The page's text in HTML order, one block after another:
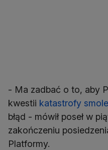
- Ma zadbać o to, aby
kwestii katastrofy
błąd - mówił poseł w
zakończeniu
Platformy.